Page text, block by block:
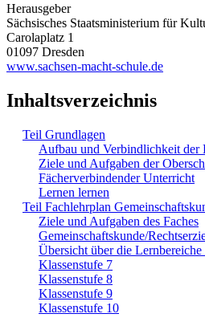
Herausgeber
Sächsisches Staatsministerium für
Carolaplatz 1
01097 Dresden
www.sachsen-macht-schule.de
Inhaltsverzeichnis
Teil Grundlagen
Aufbau und Verbindlichkeit der
Ziele und Aufgaben der
Fächerverbindender Unterricht
Lernen lernen
Teil Fachlehrplan
Ziele und Aufgaben des Faches
Gemeinschaftskunde/
Übersicht über die
Klassenstufe 7
Klassenstufe 8
Klassenstufe 9
Klassenstufe 10